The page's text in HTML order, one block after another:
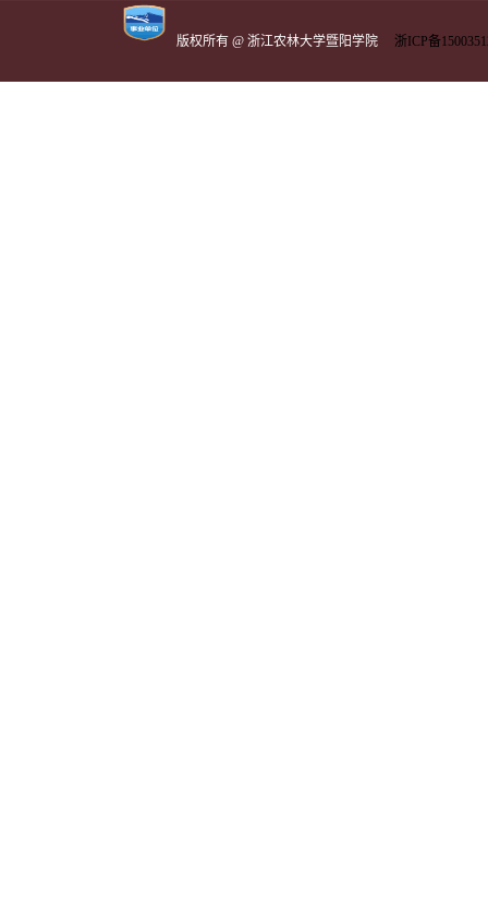
版权所有 @ 浙江农林大学暨阳学院 浙ICP备